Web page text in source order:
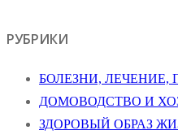
РУБРИКИ
БОЛЕЗНИ,
ДОМОВОДСТВО И
ЗДОРОВЫЙ ОБРАЗ